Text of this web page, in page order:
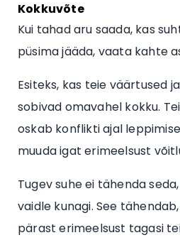
Kokkuvõte
Kui tahad aru saada, kas
püsima jääda, vaata kahte
Esiteks, kas teie väärtused
sobivad omavahel kokku.
oskab konflikti ajal
muuda igat erimeelsust
Tugev suhe ei tähenda
vaidle kunagi. See
pärast erimeelsust tagasi